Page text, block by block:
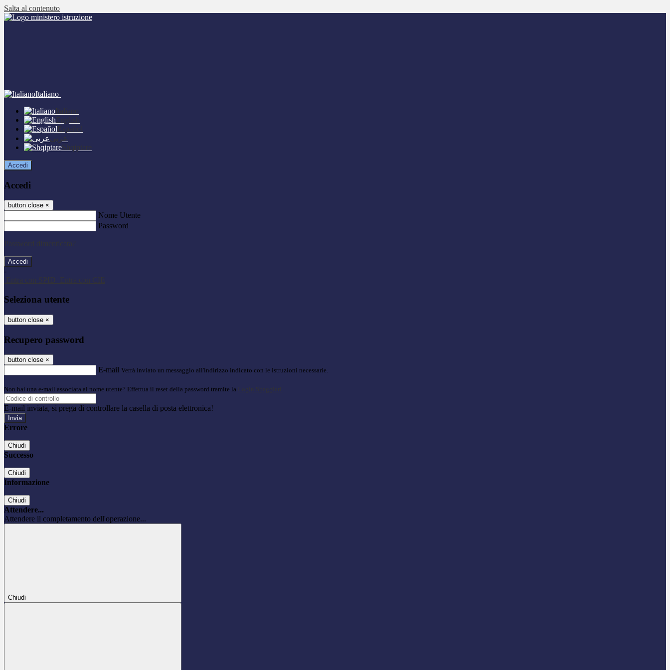
Salta al contenuto
Italiano
Italiano
English
Español
عربى
Shqiptare
Accedi
Accedi
button close ×
Nome Utente
Password
Password dimenticata?
-
Entra con SPID
Entra con CIE
Seleziona utente
button close ×
Recupero password
button close ×
E-mail Verrà inviato un messaggio all'indirizzo indicato con le istruzioni necessarie.
Non hai una e-mail associata al nome utente? Effettua il reset della password tramite la Login Spaggiari
E-mail inviata, si prega di controllare la casella di posta elettronica!
Errore
Chiudi
Successo
Chiudi
Informazione
Chiudi
Attendere...
Attendere il completamento dell'operazione...
Chiudi